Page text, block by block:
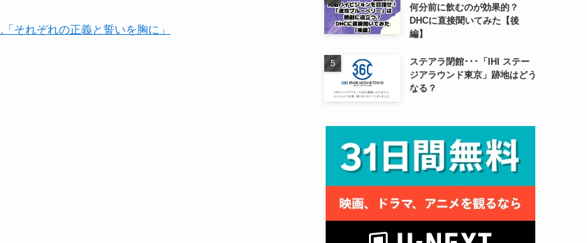
それぞれの正義と誓いを胸に」
何分前に飲むのが効果的？
DHCに直接聞いてみた【後
編】
ステアラ閉館･･･「IHI ステー
ジアラウンド東京」跡地はどう
なる？